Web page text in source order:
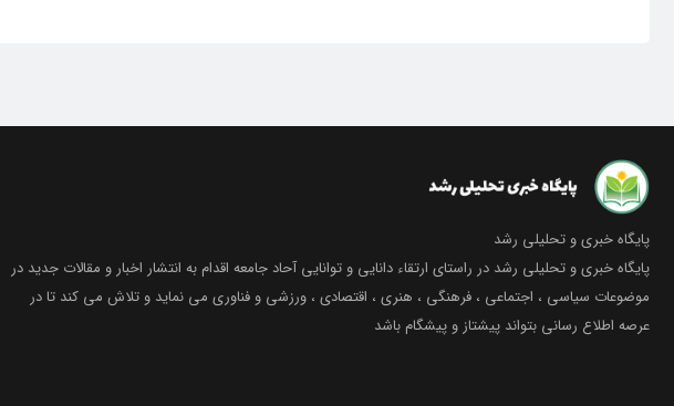
پایگاه خبری و تحلیلی رشد
پایگاه خبری و تحلیلی رشد در راستای ارتقاء دانایی و توانایی آحاد جامعه اقدام به انتشار اخبار و مقالات جدید در
موضوعات سیاسی ، اجتماعی ، فرهنگی ، هنری ، اقتصادی ، ورزشی و فناوری می نماید و تلاش می کند تا در
عرصه اطلاع رسانی بتواند پیشتاز و پیشگام باشد